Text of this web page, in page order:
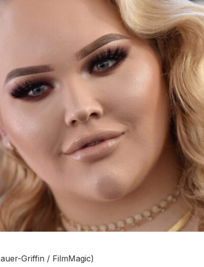
Griffin / FilmMagic)